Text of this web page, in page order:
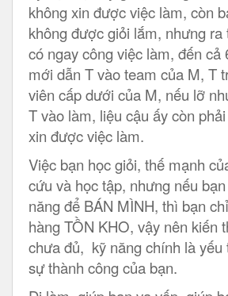
không xin được việc làm, còn
không được giỏi lắm, nhưng
có ngay công việc làm, đến cả
mới dẫn T vào team của M, T
viên cấp dưới của M, nếu lỡ
T vào làm, liệu cậu ấy còn
xin được việc làm.
Việc bạn học giỏi, thế mạnh
cứu và học tập, nhưng nếu
năng để BÁN MÌNH, thì bạn
hàng TỒN KHO, vậy nên kiến
chưa đủ, kỹ năng chính là yếu
sự thành công của bạn.